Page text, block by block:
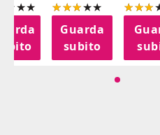
Guarda
subito